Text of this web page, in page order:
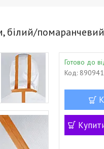
білий/
Готово до
Код: